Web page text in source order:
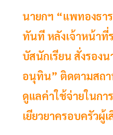
นายกฯ “แพทองธา
ทันที หลังเจ้าหน้าที่
บัสนักเรียน สั่งรอง
อนุทิน” ติดตามสถ
ดูแลค่าใช้จ่ายในก
เยียวยาครอบครัวผู้